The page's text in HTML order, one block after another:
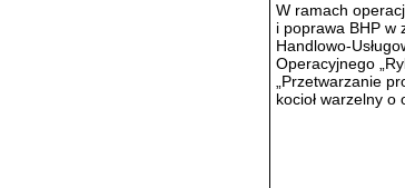
W ramach
i poprawa BHP w
Handlowo-
Operacyjnego
„Przetwarzanie
kocioł warzelny o